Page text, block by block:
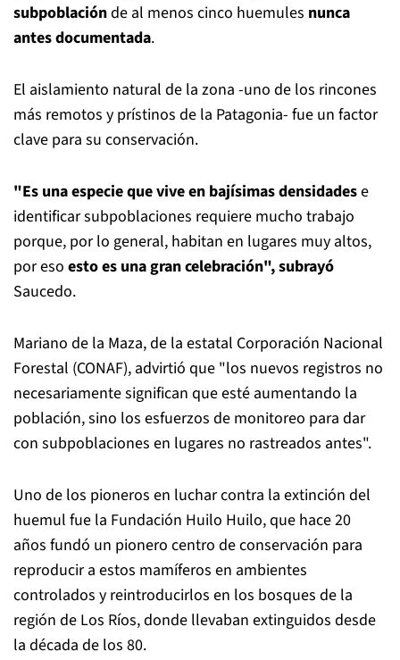
subpoblaciónde al menos cinco huemules nunca
antes documentada.
El aislamiento natural de la zona -uno de los rincones
más remotos y prístinos de la Patagonia- fue un factor
clave para su conservación.
"Es una especie que vive en bajísimas densidadese
identificar subpoblaciones requiere mucho trabajo
porque, por lo general, habitan en lugares muy altos,
por eso esto es una gran celebración", subrayó
Saucedo.
Mariano de la Maza, de la estatal Corporación Nacional
Forestal (CONAF), advirtió que "los nuevos registros no
necesariamente significan que esté aumentando la
población, sino los esfuerzos de monitoreo para dar
con subpoblaciones en lugares no rastreados antes".
Uno de los pioneros en luchar contra la extinción del
huemul fue la Fundación Huilo Huilo, que hace 20
años fundó un pionero centro de conservación para
reproducir a estos mamíferos en ambientes
controlados y reintroducirlos en los bosques de la
región de Los Ríos, donde llevaban extinguidos desde
la década de los 80.